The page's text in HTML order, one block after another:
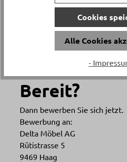
Wir suchen Verkäufer.
Bereit?
Dann bewerben Sie sich jetzt.
Bewerbung an:
Delta Möbel AG
Rütistrasse 5
9469 Haag
Cookies
Alle Cookies
-